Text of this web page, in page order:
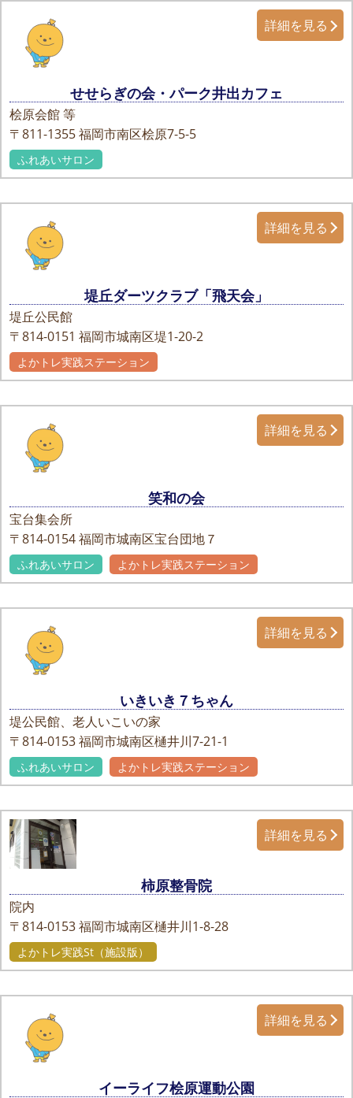
せせらぎの会・パーク井出カフェ
桧原会館 等
〒811-1355福岡市南区桧原7-5-5
詳細を見る
ふれあいサロン
堤丘ダーツクラブ「飛天会」
堤丘公民館
〒814-0151 福岡市城南区堤1-20-2
詳細を見る
よかトレ実践ステーション
笑和の会
宝台集会所
〒814-0154福岡市城南区宝台団地７
詳細を見る
ふれあいサロン よかトレ実践ステーション
いきいき７ちゃん
堤公民館、老人いこいの家
〒814-0153福岡市城南区樋井川7-21-1
詳細を見る
ふれあいサロン よかトレ実践ステーション
柿原整骨院
院内
〒814-0153福岡市城南区樋井川1-8-28
詳細を見る
よかトレ実践St（施設版）
イーライフ桧原運動公園
詳細を見る